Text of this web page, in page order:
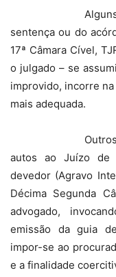
sentença ou do
17ª Câmara Cível,
o julgado – se
improvido, incorre
mais adequada.
autos ao Juízo de
devedor (Agravo
Décima Segunda
advogado,
emissão da guia
impor-se ao
e a finalidade